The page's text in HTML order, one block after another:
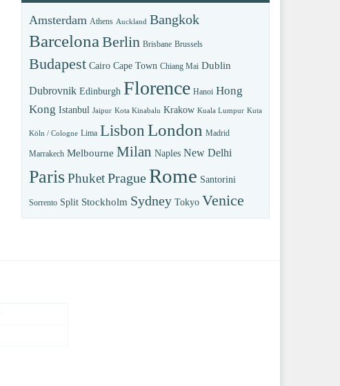
Amsterdam Athens Auckland Bangkok
Barcelona Berlin Brisbane Brussels
Budapest Cairo Cape Town Chiang Mai Dublin
Dubrovnik Edinburgh Florence Hanoi Hong
Kong Istanbul Jaipur Kota Kinabalu Krakow Kuala Lumpur Kuta
Köln / Cologne Lima Lisbon London Madrid
Marrakech Melbourne Milan Naples New Delhi
ParisPhuketPragueRome Santorini
Sorrento Split Stockholm Sydney Tokyo Venice